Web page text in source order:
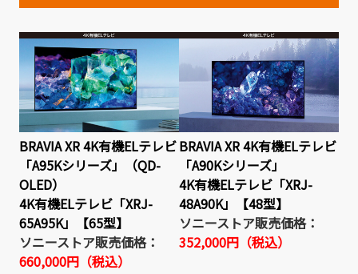
BRAVIA XR 4K有機ELテレビ
「A95Kシリーズ」（QD-
OLED）
4K有機ELテレビ「XRJ-
65A95K」【65型】
ソニーストア販売価格：
660,000円（税込）
BRAVIA XR 4K有機ELテレビ
「A90Kシリーズ」
4K有機ELテレビ「XRJ-
48A90K」【48型】
ソニーストア販売価格：
352,000円（税込）